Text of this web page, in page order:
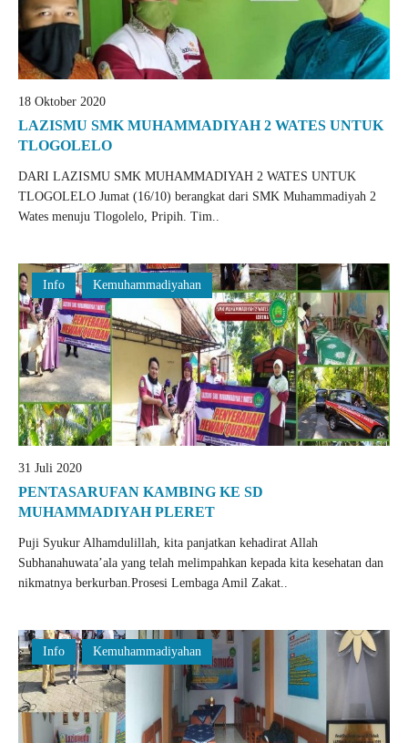
18 Oktober 2020
LAZISMU SMK MUHAMMADIYAH 2 WATES UNTUK
TLOGOLELO
DARI LAZISMU SMK MUHAMMADIYAH 2 WATES UNTUK
TLOGOLELO Jumat (16/10) berangkat dari SMK Muhammadiyah 2
Wates menuju Tlogolelo, Pripih. Tim..
Info Kemuhammadiyahan
31 Juli 2020
PENTASARUFAN KAMBING KE SD
MUHAMMADIYAH PLERET
Puji Syukur Alhamdulillah, kita panjatkan kehadirat Allah
Subhanahuwata’ala yang telah melimpahkan kepada kita kesehatan dan
nikmatnya berkurban.Prosesi Lembaga Amil Zakat..
Info Kemuhammadiyahan